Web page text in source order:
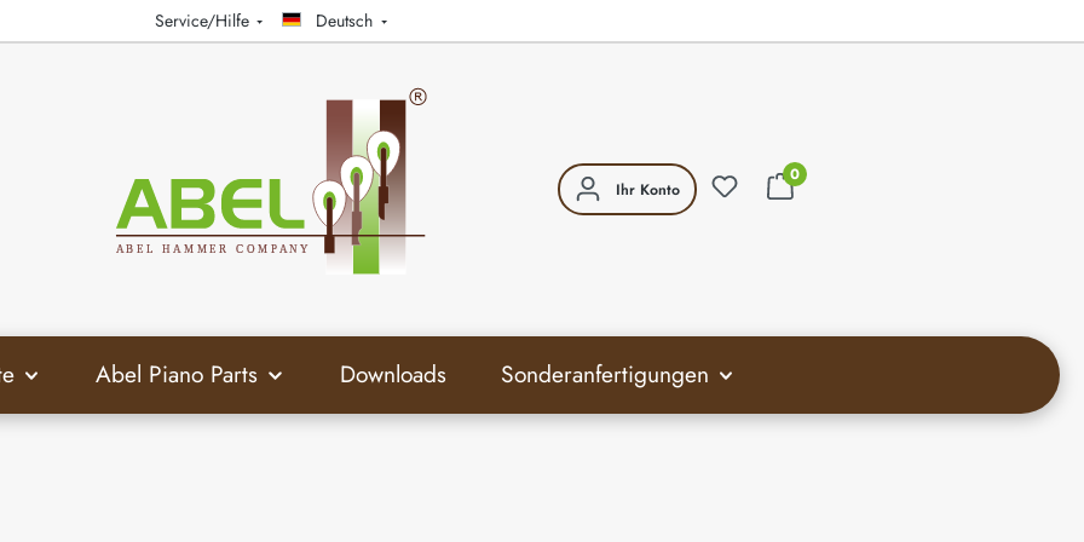
Service/Hilfe Deutsch
Ihr Konto
0
Abel Piano Parts Downloads Sonderanfertigungen